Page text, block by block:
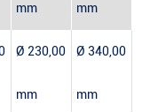
mm mm
Ø 230,00
mm
Ø 340,00
mm